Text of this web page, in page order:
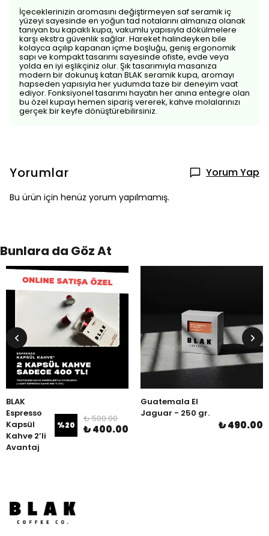
İçeceklerinizin aromasını değiştirmeyen saf seramik iç
yüzeyi sayesinde en yoğun tad notalarını almanıza olanak
tanıyan bu kapaklı kupa, vakumlu yapısıyla dökülmelere
karşı ekstra güvenlik sağlar. Hareket halindeyken bile
kolayca açılıp kapanan içme boşluğu, geniş ergonomik
sapı ve kompakt tasarımı sayesinde ofiste, evde veya
yolda en iyi eşlikçiniz olur. Şık tasarımıyla masanıza
modern bir dokunuş katan BLAK seramik kupa, aromayı
hapseden yapısıyla her yudumda taze bir deneyim vaat
ediyor. Fonksiyonel tasarımı hayatın her anına entegre olan
bu özel kupayı hemen sipariş vererek, kahve molalarınızı
gerçek bir keyfe dönüştürebilirsiniz.
Yorumlar Yorum Yap
Bu ürün için henüz yorum yapılmamış.
Bunlara da Göz At
BLAK
Espresso
Kapsül
Kahve 2’li
Avantaj
%20
₺ 500.00
₺ 400.00
Guatemala El
Jaguar - 250 gr.
₺ 490.00